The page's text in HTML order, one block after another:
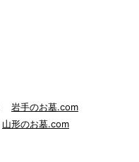
岩手のお墓.com
山形のお墓.com